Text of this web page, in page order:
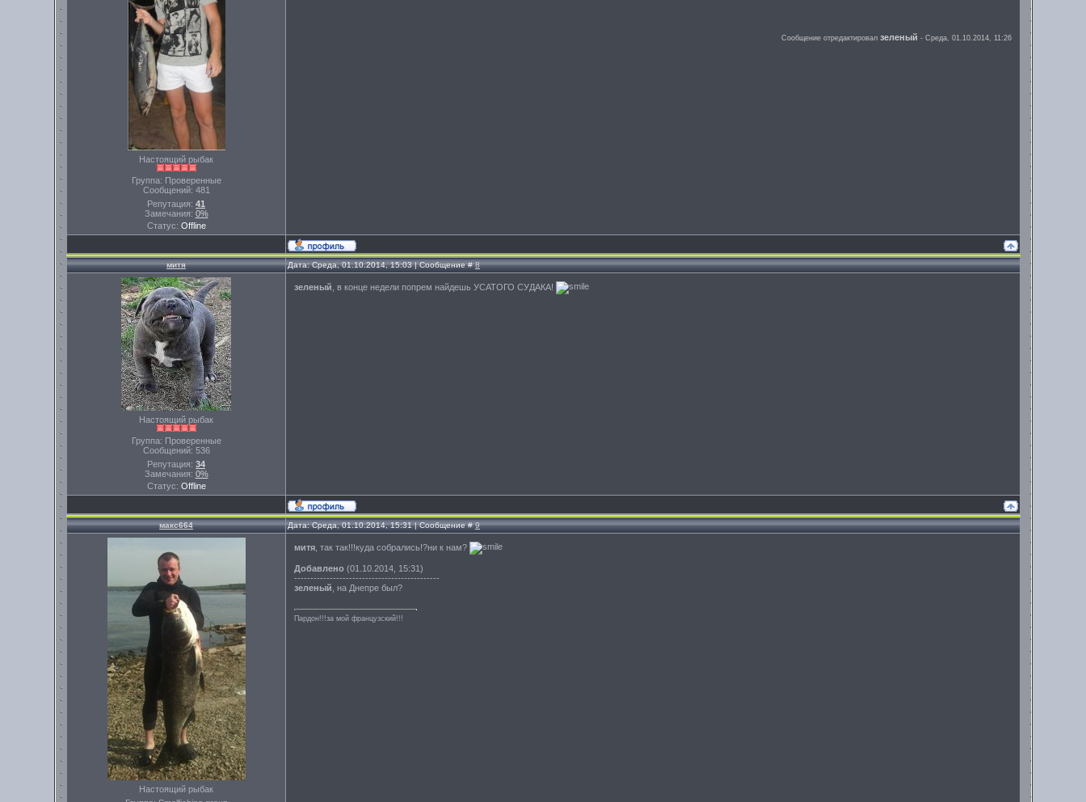
Настоящий рыбак
Группа: Проверенные
Сообщений: 481
Репутация: 41
Замечания: 0%
Статус: Offline
Сообщение отредактировал зеленый - Среда, 01.10.2014, 11:26
митя Дата: Среда, 01.10.2014, 15:03 | Сообщение #8
Настоящий рыбак
Группа: Проверенные
Сообщений: 536
Репутация: 34
Замечания: 0%
Статус: Offline
зеленый , в конце недели попрем найдешь УСАТОГО СУДАКА!
макс664 Дата: Среда, 01.10.2014, 15:31 | Сообщение #9
Настоящий рыбак
митя , так так!!!куда собрались!?ни к нам?
Добавлено (01.10.2014, 15:31)
---------------------------------------------
зеленый , на Днепре был?
Пардон!!!за мой французский!!!